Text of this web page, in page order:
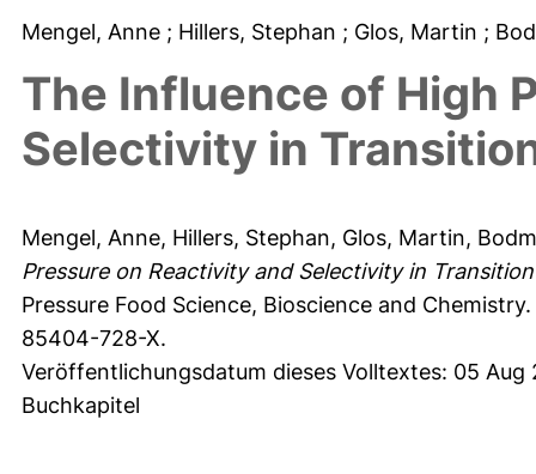
Mengel, Anne ; Hillers, Stephan ; Glos, Martin ;
The Influence of High
Selectivity in
Mengel, Anne, Hillers, Stephan, Glos, Martin,
Pressure on Reactivity and Selectivity in
Pressure Food Science, Bioscience and
85404-728-X.
Veröffentlichungsdatum dieses Volltextes: 05 Aug
Buchkapitel